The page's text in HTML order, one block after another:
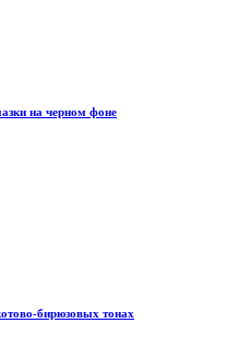
на черном фоне
бирюзовых тонах